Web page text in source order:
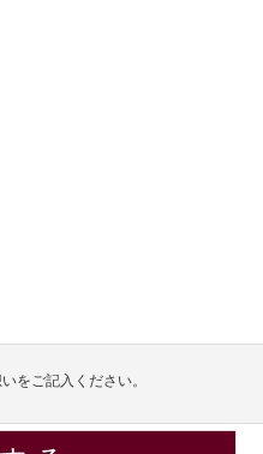
をご記入ください。